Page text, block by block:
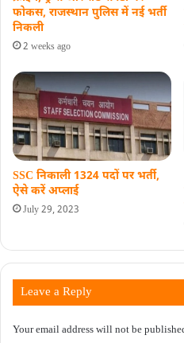
फोकस, राजस्थान पुलिस में नई भर्ती
निकली
2 weeks ago
SSC निकाली 1324 पदों पर भर्ती,
ऐसे करें अप्‍लाई
July 29, 2023
Leave a Reply
Your email address will not be